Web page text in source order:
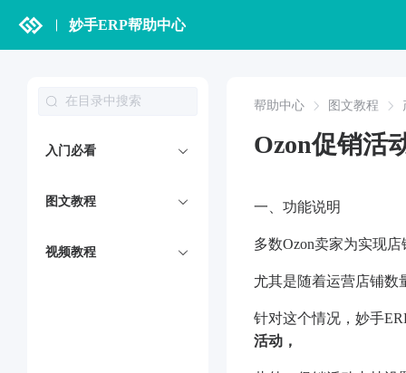
妙手ERP帮助中心
入门必看
图文教程
视频教程
帮助中心 图文教程
Ozon促销活
一、功能说明
多数Ozon卖家为实现
尤其是随着运营店铺数
针对这个情况，妙手
活动 ，